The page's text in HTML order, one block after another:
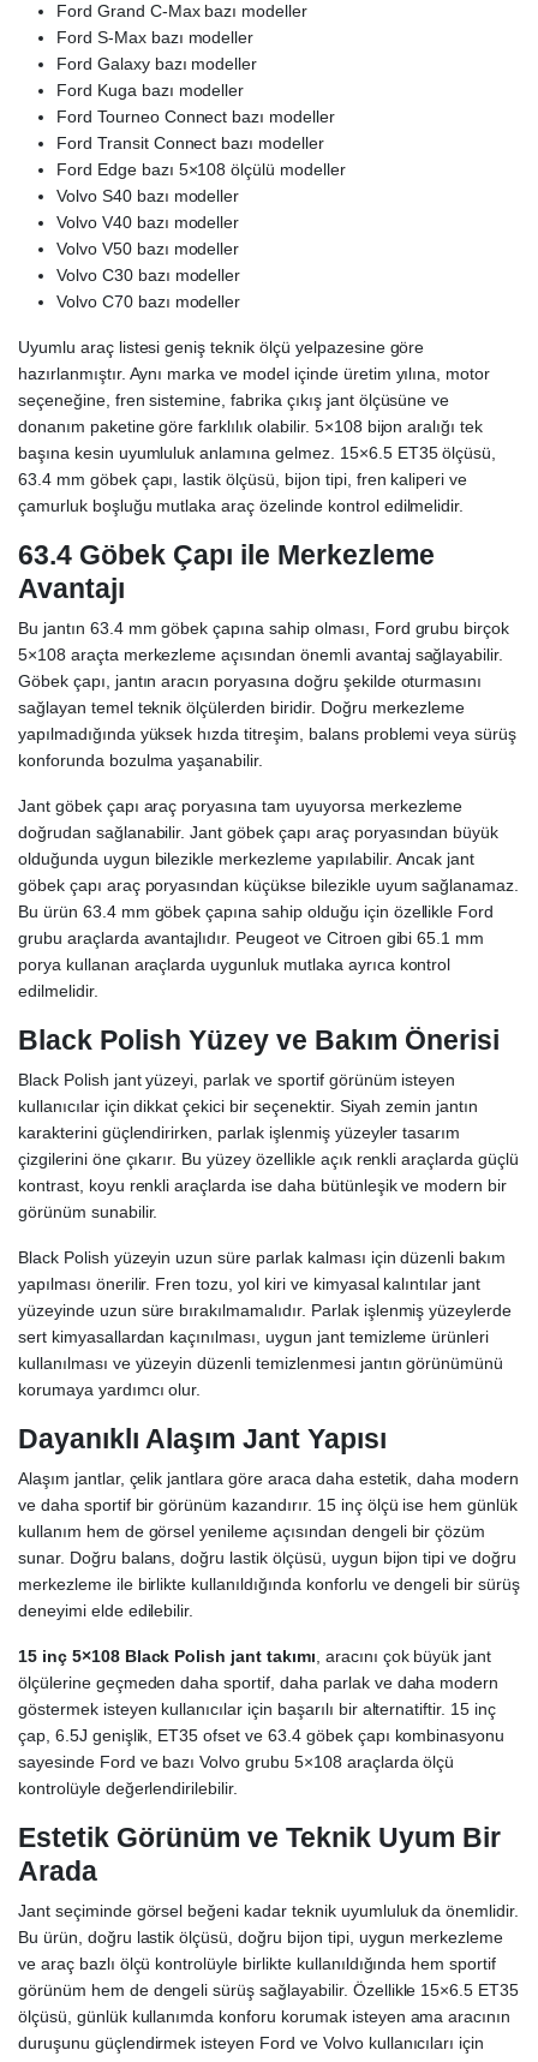
Ford Grand C-Max bazı modeller
Ford S-Max bazı modeller
Ford Galaxy bazı modeller
Ford Kuga bazı modeller
Ford Tourneo Connect bazı modeller
Ford Transit Connect bazı modeller
Ford Edge bazı 5×108 ölçülü modeller
Volvo S40 bazı modeller
Volvo V40 bazı modeller
Volvo V50 bazı modeller
Volvo C30 bazı modeller
Volvo C70 bazı modeller
Uyumlu araç listesi geniş teknik ölçü yelpazesine göre
hazırlanmıştır. Aynı marka ve model içinde üretim yılına, motor
seçeneğine, fren sistemine, fabrika çıkış jant ölçüsüne ve
donanım paketine göre farklılık olabilir. 5×108 bijon aralığı tek
başına kesin uyumluluk anlamına gelmez. 15×6.5 ET35 ölçüsü,
63.4 mm göbek çapı, lastik ölçüsü, bijon tipi, fren kaliperi ve
çamurluk boşluğu mutlaka araç özelinde kontrol edilmelidir.
63.4 Göbek Çapı ile Merkezleme
Avantajı
Bu jantın 63.4 mm göbek çapına sahip olması, Ford grubu birçok
5×108 araçta merkezleme açısından önemli avantaj sağlayabilir.
Göbek çapı, jantın aracın poryasına doğru şekilde oturmasını
sağlayan temel teknik ölçülerden biridir. Doğru merkezleme
yapılmadığında yüksek hızda titreşim, balans problemi veya sürüş
konforunda bozulma yaşanabilir.
Jant göbek çapı araç poryasına tam uyuyorsa merkezleme
doğrudan sağlanabilir. Jant göbek çapı araç poryasından büyük
olduğunda uygun bilezikle merkezleme yapılabilir. Ancak jant
göbek çapı araç poryasından küçükse bilezikle uyum sağlanamaz.
Bu ürün 63.4 mm göbek çapına sahip olduğu için özellikle Ford
grubu araçlarda avantajlıdır. Peugeot ve Citroen gibi 65.1 mm
porya kullanan araçlarda uygunluk mutlaka ayrıca kontrol
edilmelidir.
Black Polish Yüzey ve Bakım Önerisi
Black Polish jant yüzeyi, parlak ve sportif görünüm isteyen
kullanıcılar için dikkat çekici bir seçenektir. Siyah zemin jantın
karakterini güçlendirirken, parlak işlenmiş yüzeyler tasarım
çizgilerini öne çıkarır. Bu yüzey özellikle açık renkli araçlarda güçlü
kontrast, koyu renkli araçlarda ise daha bütünleşik ve modern bir
görünüm sunabilir.
Black Polish yüzeyin uzun süre parlak kalması için düzenli bakım
yapılması önerilir. Fren tozu, yol kiri ve kimyasal kalıntılar jant
yüzeyinde uzun süre bırakılmamalıdır. Parlak işlenmiş yüzeylerde
sert kimyasallardan kaçınılması, uygun jant temizleme ürünleri
kullanılması ve yüzeyin düzenli temizlenmesi jantın görünümünü
korumaya yardımcı olur.
Dayanıklı Alaşım Jant Yapısı
Alaşım jantlar, çelik jantlara göre araca daha estetik, daha modern
ve daha sportif bir görünüm kazandırır. 15 inç ölçü ise hem günlük
kullanım hem de görsel yenileme açısından dengeli bir çözüm
sunar. Doğru balans, doğru lastik ölçüsü, uygun bijon tipi ve doğru
merkezleme ile birlikte kullanıldığında konforlu ve dengeli bir sürüş
deneyimi elde edilebilir.
15 inç 5×108 Black Polish jant takımı, aracını çok büyük jant
ölçülerine geçmeden daha sportif, daha parlak ve daha modern
göstermek isteyen kullanıcılar için başarılı bir alternatiftir. 15 inç
çap, 6.5J genişlik, ET35 ofset ve 63.4 göbek çapı kombinasyonu
sayesinde Ford ve bazı Volvo grubu 5×108 araçlarda ölçü
kontrolüyle değerlendirilebilir.
Estetik Görünüm ve Teknik Uyum Bir
Arada
Jant seçiminde görsel beğeni kadar teknik uyumluluk da önemlidir.
Bu ürün, doğru lastik ölçüsü, doğru bijon tipi, uygun merkezleme
ve araç bazlı ölçü kontrolüyle birlikte kullanıldığında hem sportif
görünüm hem de dengeli sürüş sağlayabilir. Özellikle 15×6.5 ET35
ölçüsü, günlük kullanımda konforu korumak isteyen ama aracının
duruşunu güçlendirmek isteyen Ford ve Volvo kullanıcıları için